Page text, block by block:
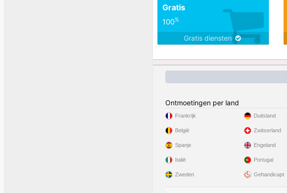
Gratis
100%
Gratis diensten
Ontmoetingen per land
Frankrijk
België
Spanje
Italië
Zweden
Duitsland
Zwitserland
Engeland
Portugal
Gehandicapt